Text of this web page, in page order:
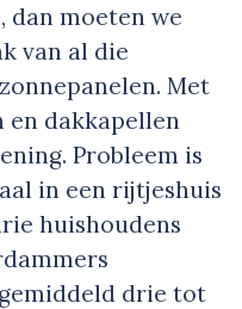
dan moeten we
van al die
Met
dakkapellen
Probleem is
in een rijtjeshuis
huishoudens
drie tot